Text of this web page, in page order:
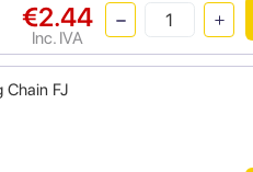
€2.44
Inc. IVA
Chain FJ